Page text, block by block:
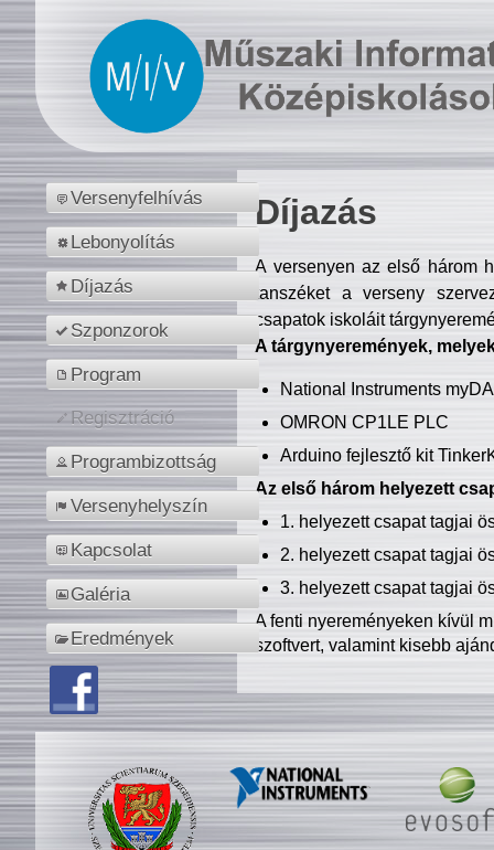
Versenyfelhívás
Lebonyolítás
Díjazás
Szponzorok
Program
Regisztráció
Programbizottság
Versenyhelyszín
Kapcsolat
Galéria
Eredmények
Díjazás
A versenyen az első három
tanszéket a verseny
csapatok iskoláit
A tárgynyeremények,
National Instruments
OMRON CP1LE PLC
Arduino fejlesztő kit
Az első három helyezett
1. helyezett csapat tagjai
2. helyezett csapat tagjai
3. helyezett csapat tagjai
A fenti nyereményeken kívül
szoftvert, valamint kisebb